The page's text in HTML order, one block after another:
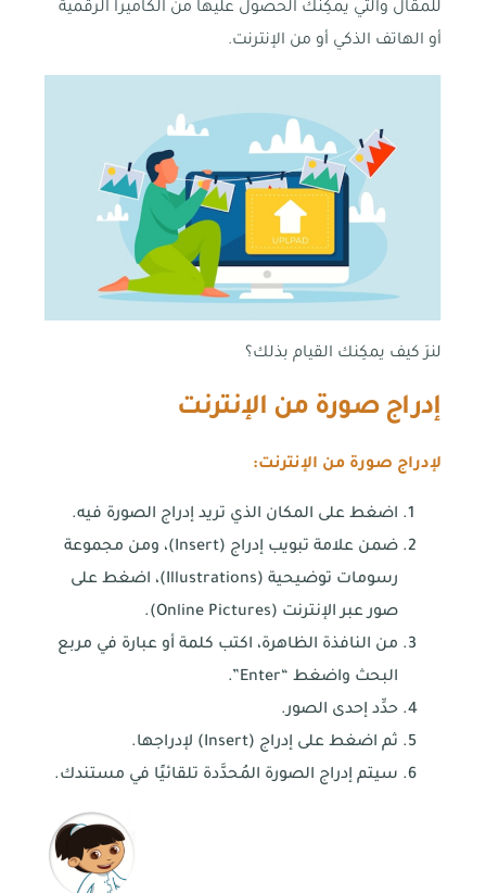
للمقال والتي يمكِنك الحصول عليها من الكاميرا الرقمية
أو الهاتف الذكي أو من الإنترنت.
لنرَ كيف يمكِنك القيام بذلك؟
إدراج صورة من الإنترنت
لإدراج صورة من الإنترنت:
اضغط على المكان الذي تريد إدراج الصورة فيه.
ضمن علامة تبويب إدراج (Insert)، ومن مجموعة
رسومات توضيحية (Illustrations)، اضغط على
صور عبر الإنترنت (Online Pictures).
من النافذة الظاهرة، اكتب كلمة أو عبارة في مربع
البحث واضغط “Enter”.
حدِّد إحدى الصور.
ثم اضغط على إدراج (Insert) لإدراجها.
سيتم إدراج الصورة المُحدَّدة تلقائيًا في مستندك.